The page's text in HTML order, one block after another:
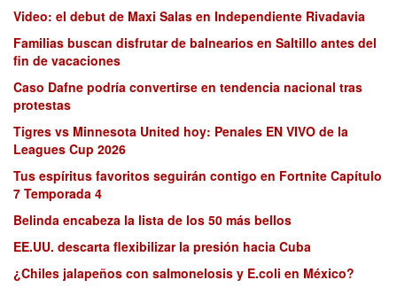
Video: el debut de Maxi Salas en Independiente Rivadavia
Familias buscan disfrutar de balnearios en Saltillo antes del
fin de vacaciones
Caso Dafne podría convertirse en tendencia nacional tras
protestas
Tigres vs Minnesota United hoy: Penales EN VIVO de la
Leagues Cup 2026
Tus espíritus favoritos seguirán contigo en Fortnite Capítulo
7 Temporada 4
Belinda encabeza la lista de los 50 más bellos
EE.UU. descarta flexibilizar la presión hacia Cuba
¿Chiles jalapeños con salmonelosis y E.coli en México?